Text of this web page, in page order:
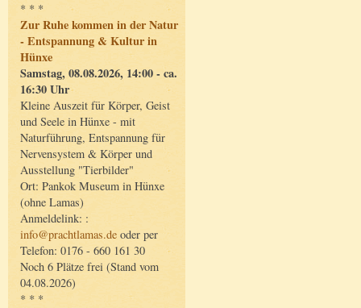
* * *
Zur Ruhe kommen in der Natur
- Entspannung & Kultur in
Hünxe
Samstag, 08.08.2026, 14:00 - ca.
16:30 Uhr
Kleine Auszeit für Körper, Geist
und Seele in Hünxe - mit
Naturführung, Entspannung für
Nervensystem & Körper und
Ausstellung "Tierbilder"
Ort: Pankok Museum in Hünxe
(ohne Lamas)
Anmeldelink: :
info@prachtlamas.de oder per
Telefon: 0176 - 660 161 30
Noch 6 Plätze frei (Stand vom
04.08.2026)
* * *